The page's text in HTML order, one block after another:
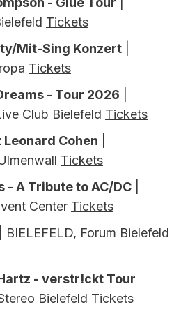
Tickets
Mit-Sing Konzert
Tickets
- Tour 2026
Club Bielefeld Tickets
Leonard Cohen
Tickets
- A Tribute to AC/DC
Center Tickets
| BIELEFELD, Forum Bielefeld
- verstr!ckt Tour
Bielefeld Tickets